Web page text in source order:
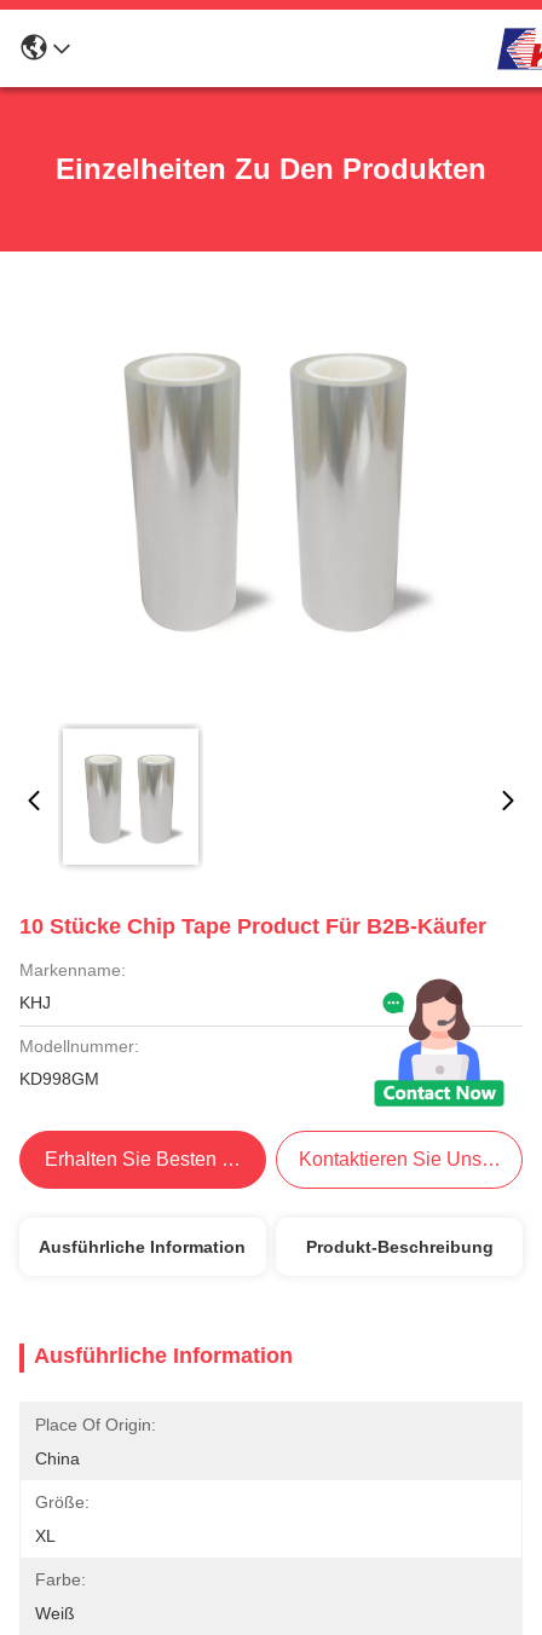
Einzelheiten Zu Den Produkten
10 Stücke Chip Tape Product Für B2B-Käufer
Markenname:
KHJ
Modellnummer:
KD998GM
Erhalten Sie Besten Preis Kontaktieren Sie Uns Jetzt
Ausführliche Information Produkt-Beschreibung
Ausführliche Information
Place Of Origin:
China
Größe:
XL
Farbe:
Weiß